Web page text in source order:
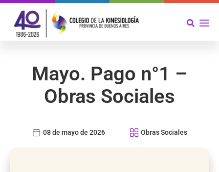
Mayo. Pago n°1 –
Obras Sociales
08 de mayo de 2026 Obras Sociales